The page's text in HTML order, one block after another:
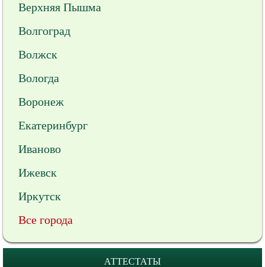
Верхняя Пышма
Волгоград
Волжск
Вологда
Воронеж
Екатеринбург
Иваново
Ижевск
Иркутск
Все города
АТТЕСТАТЫ